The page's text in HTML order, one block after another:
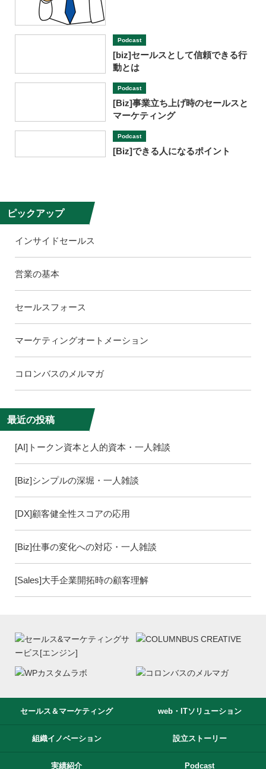
Podcast
[biz]セールスとして信頼できる行
動とは
Podcast
[Biz]事業立ち上げ時のセールスと
マーケティング
Podcast
[Biz]できる人になるポイント
ピックアップ
インサイドセールス
営業の基本
セールスフォース
マーケティングオートメーション
コロンバスのメルマガ
最近の投稿
[AI]トークン資本と人的資本・一人雑談
[Biz]シンプルの深堀・一人雑談
[DX]顧客健全性スコアの応用
[Biz]仕事の変化への対応・一人雑談
[Sales]大手企業開拓時の顧客理解
セールス＆マーケティング web・ITソリューション
組織イノベーション 設立ストーリー
実績紹介 Podcast